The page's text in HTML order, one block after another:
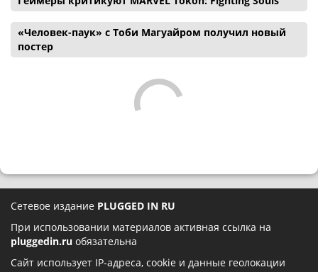
«Человек-паук» с Тоби Магуайром получил новый
постер
Сетевое издание PLUGGED IN RU
При использовании материалов активная ссылка на
pluggedin.ru обязательна
Сайт использует IP-адреса, cookie и данные геолокации